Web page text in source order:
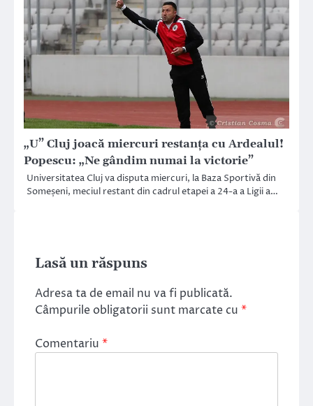
„U” Cluj joacă miercuri restanța cu Ardealul!
Popescu: „Ne gândim numai la victorie”
Universitatea Cluj va disputa miercuri, la Baza Sportivă din
Someșeni, meciul restant din cadrul etapei a 24-a a Ligii a…
Lasă un răspuns
Adresa ta de email nu va fi publicată.
Câmpurile obligatorii sunt marcate cu *
Comentariu *